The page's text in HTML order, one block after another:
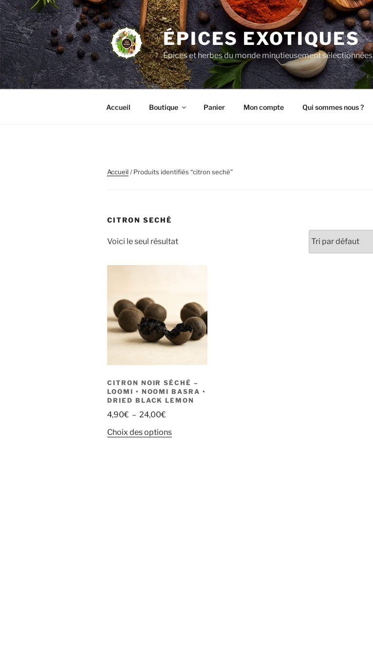
Aller
au
contenu
principal
ÉPICES EXOTIQUES
Épices et herbes du monde minutieusement sélectionnées
Accueil Boutique Panier Mon compte Qui sommes nous ?
Accueil/ Produits identifiés “citron seché”
CITRON SECHÉ
Voici le seul résultat
CITRON NOIR SÉCHÉ –
LOOMI • NOOMI BASRA •
DRIED BLACK LEMON
4,90€ – 24,00€
prix :
Choix des optionsCe